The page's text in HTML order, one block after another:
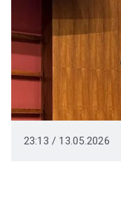
23:13 / 13.05.2026